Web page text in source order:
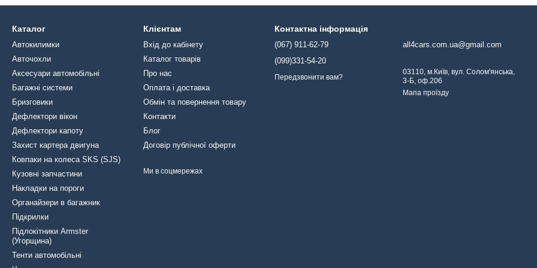
Каталог
Автокилимки
Авточохли
Аксесуари автомобільні
Багажні системи
Бризговики
Дефлектори вікон
Дефлектори капоту
Захист картера двигуна
Ковпаки на колеса SKS (SJS)
Кузовні запчастини
Накладки на пороги
Органайзери в багажник
Підкрилки
Підлокітники Armster
(Угорщина)
Тенти автомобільні
Клієнтам
Вхід до кабінету
Каталог товарів
Про нас
Оплата і доставка
Обмін та повернення товару
Контакти
Блог
Договір публічної оферти
Ми в соцмережах
Контактна інформація
(067) 911-62-79
(099)331-54-20
Передзвонити вам?
all4cars.com.ua@gmail.com
03110, м.Київ, вул. Солом'янська,
3-Б, оф.206
Мапа проїзду